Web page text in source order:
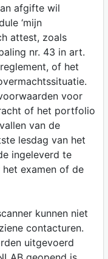
afgifte wil
‘mijn
attest, zoals
nr. 43 in art.
of het
voor
of het portfolio
van de
lesdag van het
ingeleverd te
examen of de
kunnen niet
contacturen.
uitgevoerd